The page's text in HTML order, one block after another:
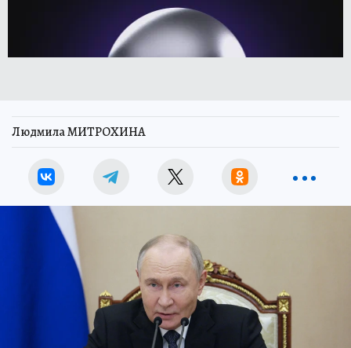
Людмила МИТРОХИНА